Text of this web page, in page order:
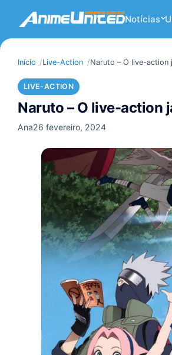
Notícias
Início Live-Action Naruto – O live-action
LIVE-ACTION
Naruto – O live-action
Ana26 fevereiro, 2024